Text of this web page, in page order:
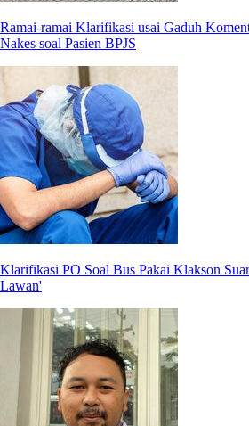
Ramai-ramai Klarifikasi usai Gaduh
Nakes soal Pasien BPJS
Klarifikasi PO Soal Bus Pakai Klakson
Lawan'